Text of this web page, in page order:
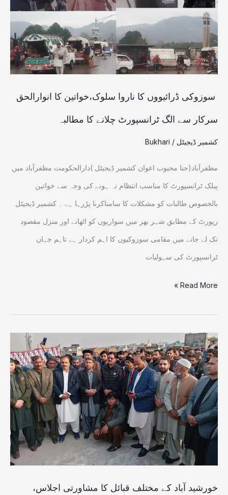
سوزوکی ڈرائیووں کا ناروا سلوک،خواتین کا انوارالحق
سرکار سے الگ ٹرانسپورٹ چلانے کا مطالبہ
کشمیر ڈیجیٹل /
Bukhari
مظفرآباد(حنا محبوب اعوان کشمیر ڈیجیٹل )دارالحکومت مظفرآباد میں
پبلک ٹرانسپورٹ کا مناسب انتظام نہ ہونے کی وجہ سے خواتین
بالخصوص طالبات کو مشکلات کا سامناکرنا پڑرہا ہے ۔ کشمیر ڈیجیٹل
رپورٹ کے مطابق شہر بھر میں سواریوں کو اٹھانے اور منزل مقصود
تک لے جانے میں مقامی سوزوکیوں کا اہم کردار ہے تاہم جہاں
ٹرانسپورٹ کی سہولیات
سلوک،خواتین
کا
انوارالحق
سرکار
سے
چلانے
کا
مطالبہ
Read More »
خورشید آباد کے مختلف قبائل کا مشاورتی اجلاس،
خورشید
آباد
کے
مختلف
قبائل
کا
مشاورتی
اجلاس،